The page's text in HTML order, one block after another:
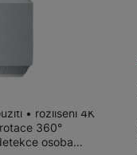
• rozlišení 4K
360°
osoba…